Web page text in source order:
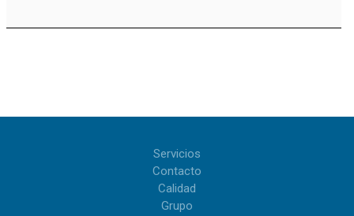
Servicios
Contacto
Calidad
Grupo